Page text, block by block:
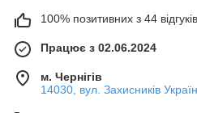
100% позитивних з 44
Працює з 02.06.2024
м. Чернігів
14030, вул. Захисників